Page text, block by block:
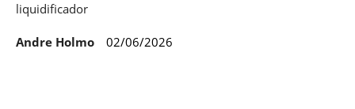
liquidificador
Andre Holmo 02/06/2026